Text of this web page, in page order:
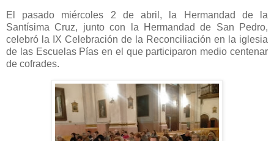
El pasado miércoles 2 de abril, la Hermandad de la
Santísima Cruz, junto con la Hermandad de San Pedro,
celebró la IX Celebración de la Reconciliación en la iglesia
de las Escuelas Pías en el que participaron medio centenar
de cofrades.